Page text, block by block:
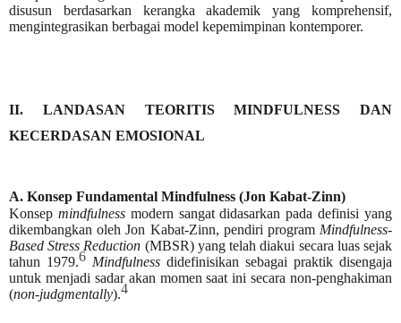
disusun berdasarkan kerangka akademik yang komprehensif,
mengintegrasikan berbagai model kepemimpinan kontemporer.
II. LANDASAN TEORITIS MINDFULNESS DAN
KECERDASAN EMOSIONAL
A. Konsep Fundamental Mindfulness (Jon Kabat-Zinn)
Konsep mindfulnessmodern sangat didasarkan pada definisi yang
dikembangkan oleh Jon Kabat-Zinn, pendiri program Mindfulness-
Based Stress Reduction (MBSR) yang telah diakui secara luas sejak
tahun 1979.6 Mindfulness didefinisikan sebagai praktik disengaja
untuk menjadi sadar akan momen saat ini secara non-penghakiman
(non-judgmentally).4